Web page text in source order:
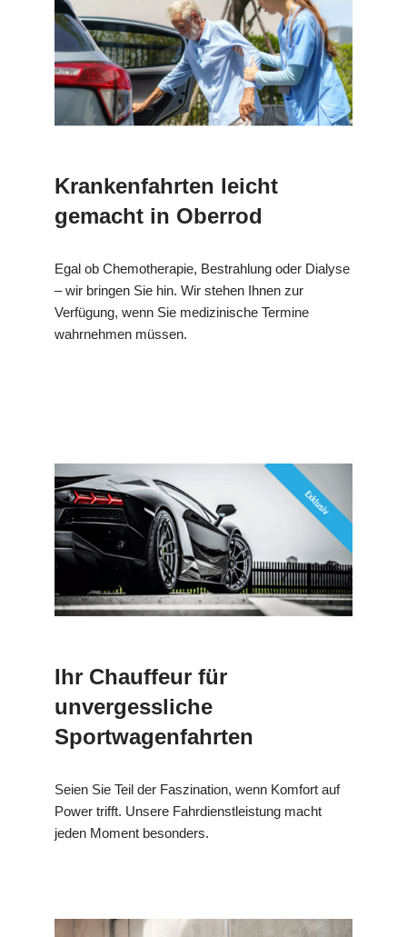
Krankenfahrten leicht
gemacht in Oberrod
Egal ob Chemotherapie, Bestrahlung oder Dialyse
– wir bringen Sie hin. Wir stehen Ihnen zur
Verfügung, wenn Sie medizinische Termine
wahrnehmen müssen.
Ihr Chauffeur für
unvergessliche
Sportwagenfahrten
Seien Sie Teil der Faszination, wenn Komfort auf
Power trifft. Unsere Fahrdienstleistung macht
jeden Moment besonders.